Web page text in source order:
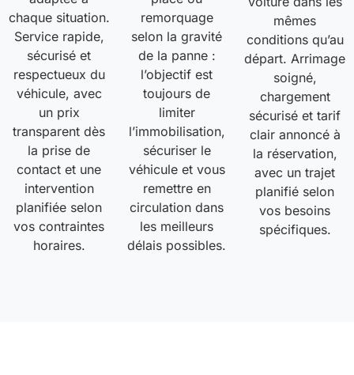
chaque situation.
Service rapide,
sécurisé et
respectueux du
véhicule, avec
un prix
transparent dès
la prise de
contact et une
intervention
planifiée selon
vos contraintes
horaires.
remorquage
selon la gravité
de la panne :
l’objectif est
toujours de
limiter
l’immobilisation,
sécuriser le
véhicule et vous
remettre en
circulation dans
les meilleurs
délais possibles.
mêmes
conditions qu’au
départ. Arrimage
soigné,
chargement
sécurisé et tarif
clair annoncé à
la réservation,
avec un trajet
planifié selon
vos besoins
spécifiques.